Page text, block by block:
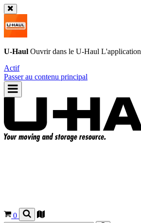
U-Haul Ouvrir dans le U-Haul L'application
Actif
Passer au contenu principal
0